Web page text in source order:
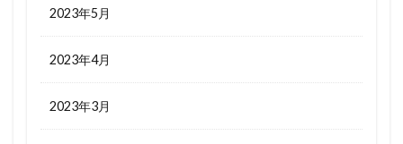
2023年5月
2023年4月
2023年3月